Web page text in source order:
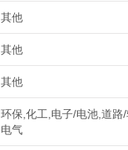
其他
其他
其他
环保,化工,电子/电池,道路/
电气